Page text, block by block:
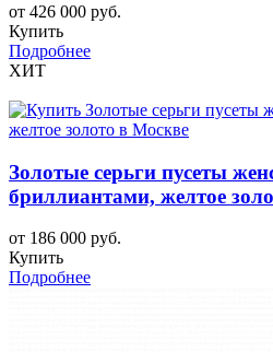
от 426 000 руб.
Купить
Подробнее
ХИТ
Золотые серьги пусеты
бриллиантами, желтое
от 186 000 руб.
Купить
Подробнее